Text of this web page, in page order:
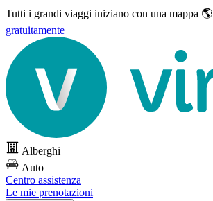
Tutti i grandi viaggi iniziano con una mappa 🌎
gratuitamente
Alberghi
Auto
Centro assistenza
Le mie prenotazioni